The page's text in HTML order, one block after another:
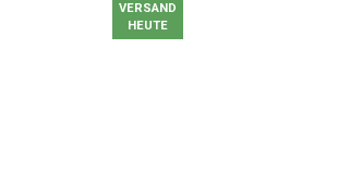
VERSAND
HEUTE